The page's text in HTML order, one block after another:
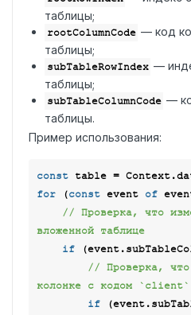
таблицы;
rootColumnCode — код
таблицы;
subTableRowIndex —
таблицы;
subTableColumnCode —
таблицы.
Пример использования:
const
for (const event of
// Проверка, что
вложенной таблице
if
// Проверка, что
колонке с кодом `client`
if